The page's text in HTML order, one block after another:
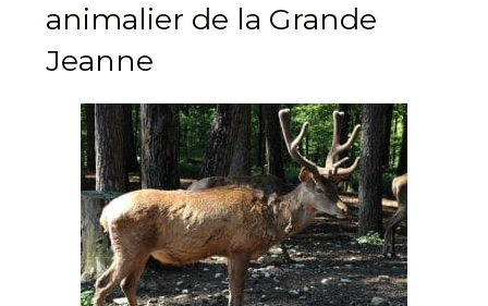
animalier de la Grande
Jeanne